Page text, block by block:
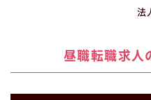
法
昼職転職求